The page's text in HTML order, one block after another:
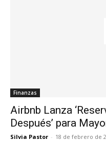
Finanzas
Airbnb Lanza
Después’ para
Silvia Pastor - 18 de febrero de